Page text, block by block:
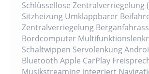
Schlüssellose Zentralverriegelung
Sitzheizung Umklappbarer
Zentralverriegelung
Bordcomputer
Schaltwippen Servolenkung
Bluetooth Apple CarPlay
Musikstreaming integriert